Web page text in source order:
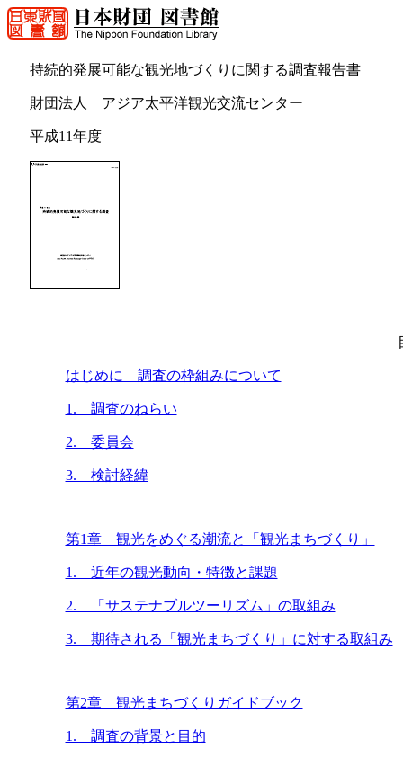
持続的発展可能な観光地づくりに関する調査報告書
財団法人 アジア太平洋観光交流センター
平成11年度
はじめに 調査の枠組みについて
1. 調査のねらい
2. 委員会
3. 検討経緯
第1章 観光をめぐる潮流と「観光まちづくり」
1. 近年の観光動向・特徴と課題
2. 「サステナブルツーリズム」の取組み
3. 期待される「観光まちづくり」に対する取組み
第2章 観光まちづくりガイドブック
1. 調査の背景と目的